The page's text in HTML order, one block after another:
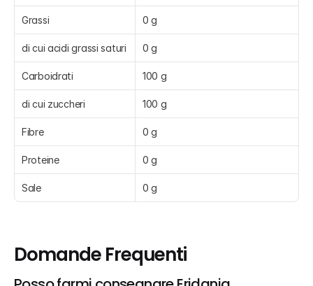
Grassi 0 g
di cui acidi grassi saturi 0 g
Carboidrati 100 g
di cui zuccheri 100 g
Fibre 0 g
Proteine 0 g
Sale 0 g
Domande Frequenti